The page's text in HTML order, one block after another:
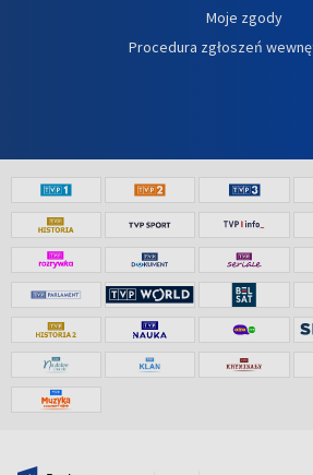
Moje zgody
Procedura zgłoszeń